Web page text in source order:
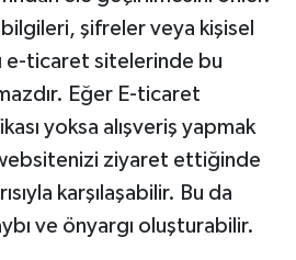
şifreler veya kişisel
e-ticaret sitelerinde bu
Eğer E-ticaret
yoksa alışveriş yapmak
ziyaret ettiğinde
karşılaşabilir. Bu da
ve önyargı oluşturabilir.